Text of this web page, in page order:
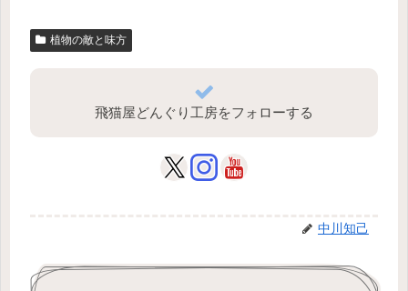
植物の敵と味方
飛猫屋どんぐり工房をフォローする
中川知己